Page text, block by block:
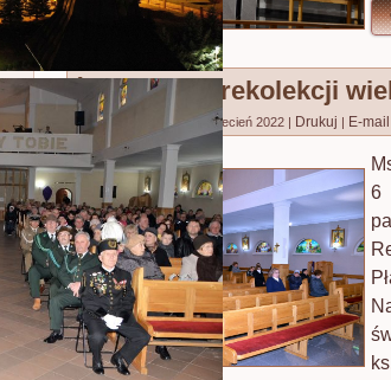
Święty czas rekolekcji
Opublikowano: 06 kwiecień 2022 Drukuj E-mail
6